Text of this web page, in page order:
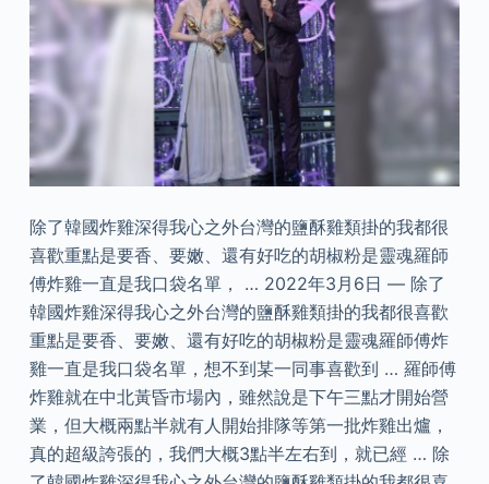
除了韓國炸雞深得我心之外台灣的鹽酥雞類掛的我都很
喜歡重點是要香、要嫩、還有好吃的胡椒粉是靈魂羅師
傅炸雞一直是我口袋名單， … 2022年3月6日 — 除了
韓國炸雞深得我心之外台灣的鹽酥雞類掛的我都很喜歡
重點是要香、要嫩、還有好吃的胡椒粉是靈魂羅師傅炸
雞一直是我口袋名單，想不到某一同事喜歡到 … 羅師傅
炸雞就在中北黃昏市場內，雖然說是下午三點才開始營
業，但大概兩點半就有人開始排隊等第一批炸雞出爐，
真的超級誇張的，我們大概3點半左右到，就已經 … 除